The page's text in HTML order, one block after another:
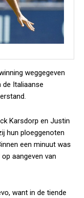
weggegeven
de Italiaanse
Karsdorp en Justin
hun ploeggenoten
een minuut was
aangeven van
want in de tiende